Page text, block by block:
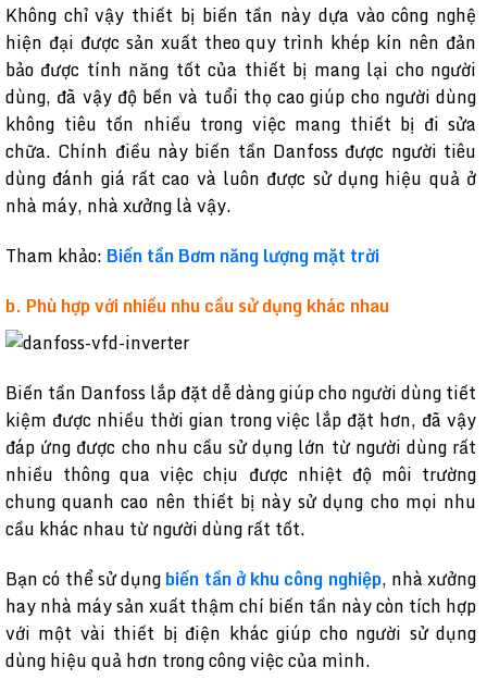
Không chỉ vậy thiết bị biến tần này dựa vào công nghệ
hiện đại được sản xuất theo quy trình khép kín nên đản
bảo được tính năng tốt của thiết bị mang lại cho người
dùng, đã vậy độ bền và tuổi thọ cao giúp cho người dùng
không tiêu tốn nhiều trong việc mang thiết bị đi sửa
chữa. Chính điều này biến tần Danfoss được người tiêu
dùng đánh giá rất cao và luôn được sử dụng hiệu quả ở
nhà máy, nhà xưởng là vậy.
Tham khảo: Biến tần Bơm năng lượng mặt trời
b. Phù hợp với nhiều nhu cầu sử dụng khác nhau
Biến tần Danfoss lắp đặt dễ dàng giúp cho người dùng tiết
kiệm được nhiều thời gian trong việc lắp đặt hơn, đã vậy
đáp ứng được cho nhu cầu sử dụng lớn từ người dùng rất
nhiều thông qua việc chịu được nhiệt độ môi trường
chung quanh cao nên thiết bị này sử dụng cho mọi nhu
cầu khác nhau từ người dùng rất tốt.
Bạn có thể sử dụngbiến tần ở khu công nghiệp, nhà xưởng
hay nhà máy sản xuất thậm chí biến tần này còn tích hợp
với một vài thiết bị điện khác giúp cho người sử dụng
dùng hiệu quả hơn trong công việc của mình.